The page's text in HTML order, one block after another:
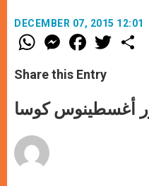
DECEMBER 07, 2015 12:01
W
h
t
s
p
p
M
e
s
e
e
F
a
e
b
o
k
T
w
r
Share this Entry
أغسطينوس كوسا